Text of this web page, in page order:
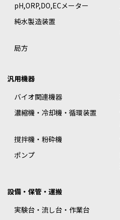
pH,ORP,DO,ECメーター
純水製造装置
局方
汎用機器
バイオ関連機器
濃縮機・冷却機・循環装置
撹拌機・粉砕機
ポンプ
設備・保管・運搬
実験台・流し台・作業台